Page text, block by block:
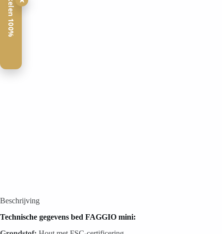
Beschrijving
Technische gegevens bed FAGGIO mini: